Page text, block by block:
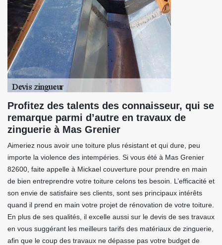
Profitez des talents des connaisseur, qui se
remarque parmi d’autre en travaux de
zinguerie à Mas Grenier
Aimeriez nous avoir une toiture plus résistant et qui dure, peu
importe la violence des intempéries. Si vous été à Mas Grenier
82600, faite appelle à Mickael couverture pour prendre en main
de bien entreprendre votre toiture celons tes besoin. L’efficacité et
son envie de satisfaire ses clients, sont ses principaux intérêts
quand il prend en main votre projet de rénovation de votre toiture.
En plus de ses qualités, il excelle aussi sur le devis de ses travaux
en vous suggérant les meilleurs tarifs des matériaux de zinguerie,
afin que le coup des travaux ne dépasse pas votre budget de